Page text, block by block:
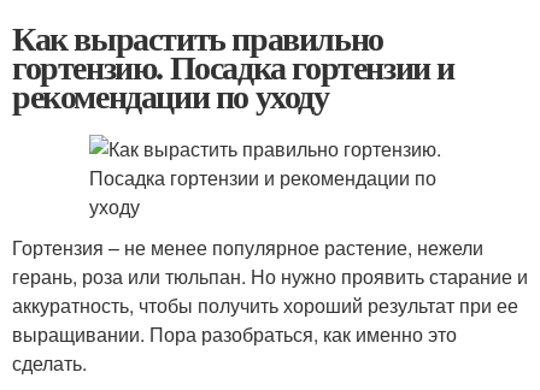
Как вырастить правильно
гортензию. Посадка гортензии и
рекомендации по уходу
Гортензия – не менее популярное растение, нежели
герань, роза или тюльпан. Но нужно проявить старание и
аккуратность, чтобы получить хороший результат при ее
выращивании. Пора разобраться, как именно это
сделать.